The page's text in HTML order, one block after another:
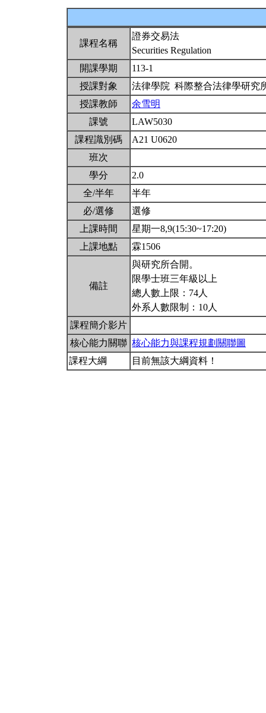
課程名稱
證券交易法
Securities Regulation
開課學期
113-1
授課對象
法律學院 科際整合法律學研
授課教師
余雪明
課號
LAW5030
課程識別碼
A21 U0620
班次
學分
2.0
全/半年
半年
必/選修
選修
上課時間
星期一8,9(15:30~17:20)
上課地點
霖1506
備註
與研究所合開。
限學士班三年級以上
總人數上限：74人
外系人數限制：10人
課程簡介影片
核心能力關聯 核心能力與課程規劃關聯圖
課程大綱
目前無該大綱資料！